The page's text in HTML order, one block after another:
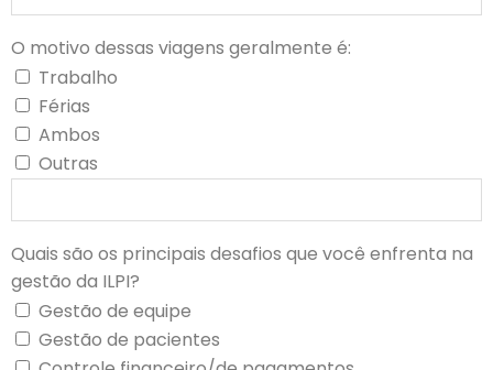
O motivo dessas viagens geralmente é:
Trabalho
Férias
Ambos
Outras
Quais são os principais desafios que você enfrenta na
gestão da ILPI?
Gestão de equipe
Gestão de pacientes